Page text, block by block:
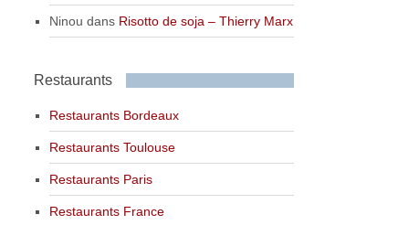
Ninou dans Risotto de soja – Thierry Marx
Restaurants
Restaurants Bordeaux
Restaurants Toulouse
Restaurants Paris
Restaurants France